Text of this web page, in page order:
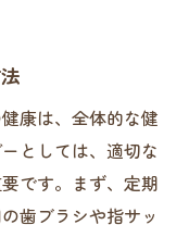
康は、全体的な健
としては、適切な
です。まず、定期
歯ブラシや指サッ